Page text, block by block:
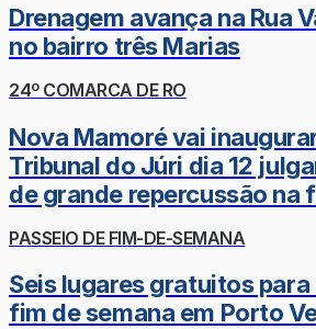
Drenagem avança na Rua
no bairro três Marias
24º COMARCA DE RO
Nova Mamoré vai
Tribunal do Júri dia 12
de grande repercussão na
PASSEIO DE FIM-DE-SEMANA
Seis lugares gratuitos
fim de semana em Porto